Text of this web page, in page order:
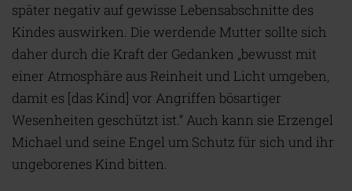
später negativ auf gewisse Lebensabschnitte des
Kindes auswirken. Die werdende Mutter sollte sich
daher durch die Kraft der Gedanken „bewusst mit
einer Atmosphäre aus Reinheit und Licht umgeben,
damit es [das Kind] vor Angriffen bösartiger
Wesenheiten geschützt ist.“ Auch kann sie Erzengel
Michael und seine Engel um Schutz für sich und ihr
ungeborenes Kind bitten.